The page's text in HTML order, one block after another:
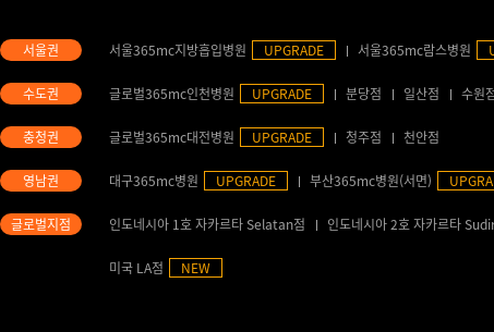
서울365mc지방흡입병원 UPGRADE 서울365mc람스병원
글로벌365mc인천병원 UPGRADE 분당점 일산점 수원
글로벌365mc대전병원 UPGRADE 청주점 천안점
대구365mc병원 UPGRADE 부산365mc병원(서면)
인도네시아 1호 자카르타 Selatan점 인도네시아 2호 자카르타
미국 LA점 NEW